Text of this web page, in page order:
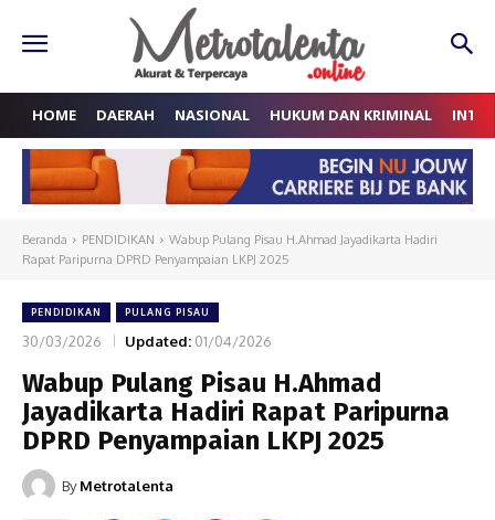
HOME DAERAH NASIONAL HUKUM DAN KRIMINAL
Beranda PENDIDIKAN
Wabup Pulang Pisau H.Ahmad Jayadikarta Hadiri
Rapat Paripurna DPRD Penyampaian LKPJ 2025
PENDIDIKAN PULANG PISAU
30/03/2026 Updated: 01/04/2026
Wabup Pulang Pisau H.Ahmad
Jayadikarta Hadiri Rapat Paripurna
DPRD Penyampaian LKPJ 2025
By Metrotalenta